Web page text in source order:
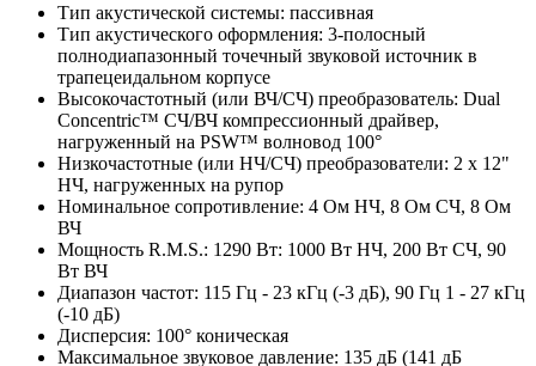
Тип акустической системы: пассивная
Тип акустического оформления: 3-полосный
полнодиапазонный точечный звуковой источник в
трапецеидальном корпусе
Высокочастотный (или ВЧ/СЧ) преобразователь: Dual
Concentric™ СЧ/ВЧ компрессионный драйвер,
нагруженный на PSW™ волновод 100°
Низкочастотные (или НЧ/СЧ) преобразователи: 2 х 12"
НЧ, нагруженных на рупор
Номинальное сопротивление: 4 Ом НЧ, 8 Ом СЧ, 8 Ом
ВЧ
Мощность R.M.S.: 1290 Вт: 1000 Вт НЧ, 200 Вт СЧ, 90
Вт ВЧ
Диапазон частот: 115 Гц - 23 кГц (-3 дБ), 90 Гц 1 - 27 кГц
(-10 дБ)
Дисперсия: 100° коническая
Максимальное звуковое давление: 135 дБ (141 дБ